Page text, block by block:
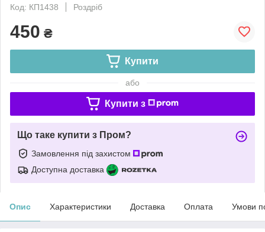
Код: КП1438
Роздріб
450 ₴
Купити
або
Купити з
Що таке купити з Пром?
Замовлення під захистом
Доступна доставка
Опис Характеристики Доставка Оплата Умови